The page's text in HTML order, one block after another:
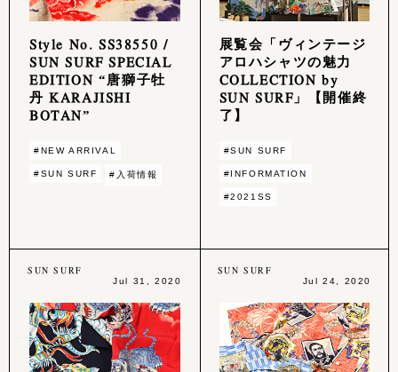
Style No. SS38550 /
SUN SURF SPECIAL
EDITION “唐獅子牡
丹 KARAJISHI
BOTAN”
#NEW ARRIVAL
#SUN SURF #入荷情報
展覧会「ヴィンテージ
アロハシャツの魅力
COLLECTION by
SUN SURF」【開催終
了】
#SUN SURF
#INFORMATION
#2021SS
SUN SURF
Jul 31, 2020
SUN SURF
Jul 24, 2020